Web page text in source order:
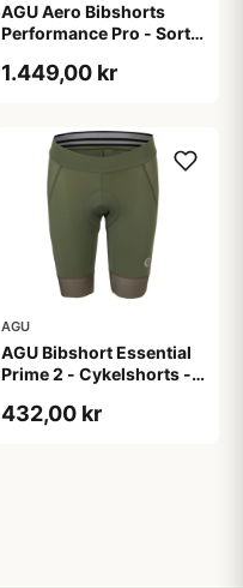
AGU Aero Bibshorts
Performance Pro - Sort -
1.449,00 kr
AGU
AGU Bibshort Essential
Prime 2 - Cykelshorts -
L
432,00 kr